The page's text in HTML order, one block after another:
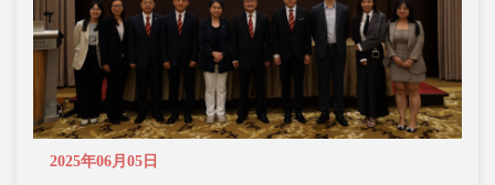
2025年06月05日